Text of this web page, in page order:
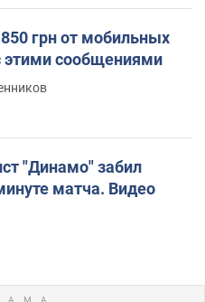
грн от мобильных
этими сообщениями
"Динамо" забил
матча. Видео